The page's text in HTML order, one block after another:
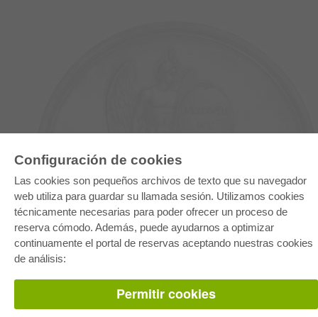
Configuración de cookies
Las cookies son pequeños archivos de texto que su navegador
web utiliza para guardar su llamada sesión. Utilizamos cookies
técnicamente necesarias para poder ofrecer un proceso de
reserva cómodo. Además, puede ayudarnos a optimizar
continuamente el portal de reservas aceptando nuestras cookies
de análisis:
Permitir cookies
E-COLLECTION
Paquete de especialidades
Pick & Choose
Preguntas mas frequentes(FAQ)
TIENDA ONLINE
Las devoluciones